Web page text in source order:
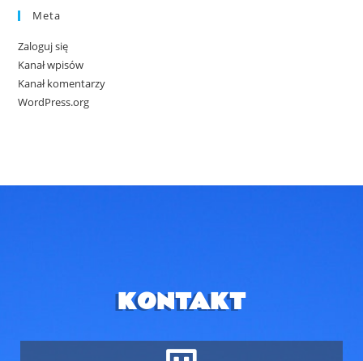
Meta
Zaloguj się
Kanał wpisów
Kanał komentarzy
WordPress.org
KONTAKT